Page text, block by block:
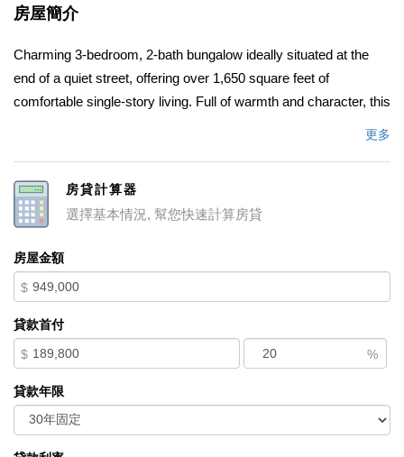
房屋簡介
Charming 3-bedroom, 2-bath bungalow ideally situated at the
end of a quiet street, offering over 1,650 square feet of
comfortable single-story living. Full of warmth and character, this
primary suite is a true retreat, complete with a roaring brick
fireplace and private sitting area. Stylish vinyl plank flooring and
laundry room adds convenience to the thoughtful floorplan. The
charming curb appeal is enhanced by stacked stone accents, a
vehicles. Outside, the low-maintenance yard creates the perfect
space to relax and unwind. Ideal for first-time homebuyers,
those looking to downsize, or anyone searching for the ease of
single-story living. Get ready to fall in love!
更多
房貸計算器
選擇基本情況, 幫您快速計算房貸
房屋金額
$
貸款首付
$ %
貸款年限